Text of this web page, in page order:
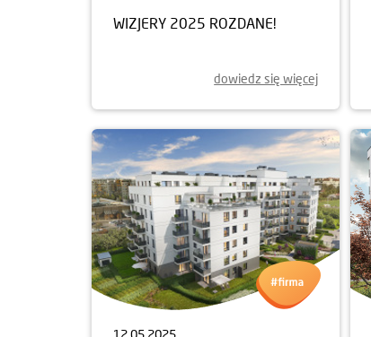
WIZJERY 2025 ROZDANE!
dowiedz się więcej
12.05.2025